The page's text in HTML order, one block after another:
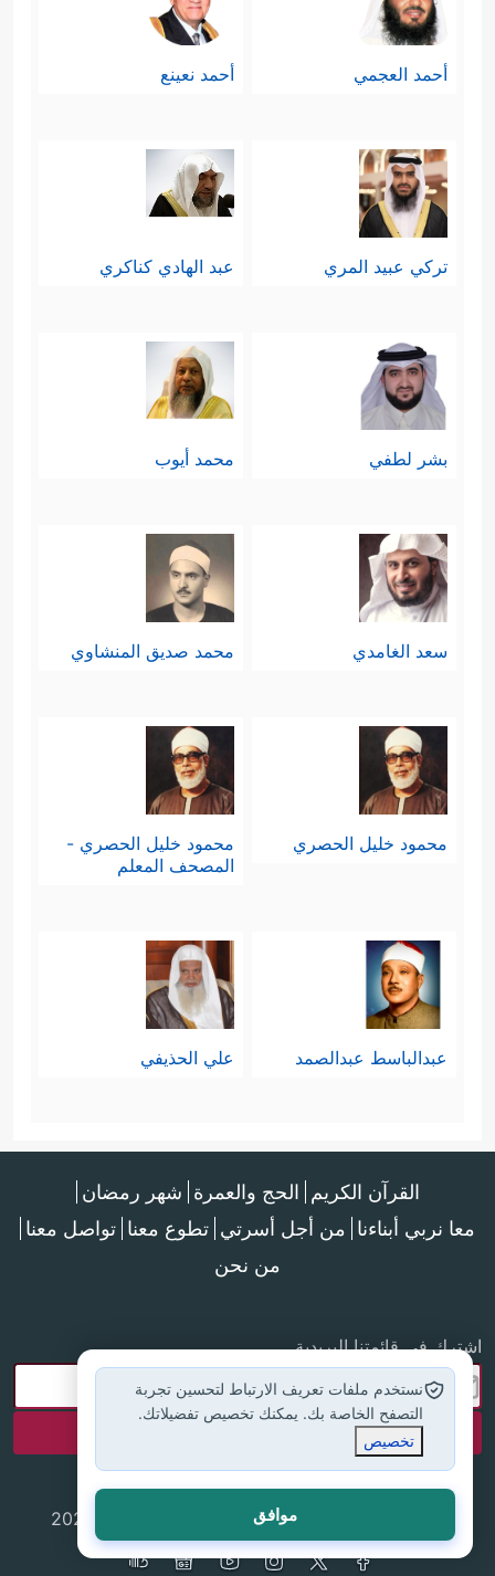
أحمد العجمي أحمد نعينع
تركي عبيد المري عبد الهادي كناكري
بشر لطفي محمد أيوب
سعد الغامدي محمد صديق المنشاوي
محمود خليل الحصري
محمود خليل الحصري -
المصحف المعلم
عبدالباسط عبدالصمد علي الحذيفي
القرآن الكريم الحج والعمرة شهر رمضان
معا نربي أبناءنا من أجل أسرتي تطوع معنا تواصل معنا
من نحن
اشترك في قائمتنا البريدية
جميع الحقوق محفوظة لموقع إسلام أون لاين © 2025
نستخدم ملفات تعريف الارتباط لتحسين تجربة
التصفح الخاصة بك. يمكنك تخصيص تفضيلاتك.
تخصيص
موافق